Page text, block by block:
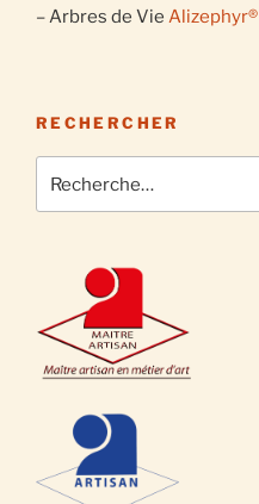
– Arbres de Vie Alizephyr®
RECHERCHER
pour